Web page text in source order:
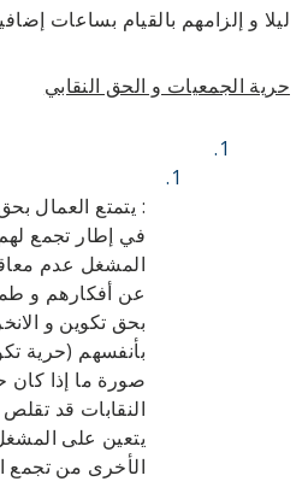
ليلا و إلزامهم بالقيام بساعات
حرية الجمعيات و الحق النقابي
: يتمتع العمال
في إطار تجمع
المشغل عدم
عن أفكارهم و
بحق تكوين و
بأنفسهم (حرية
صورة ما إذا كان
النقابات قد
يتعين على
الأخرى من تجمع